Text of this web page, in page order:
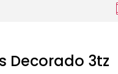
Decorado 3tz